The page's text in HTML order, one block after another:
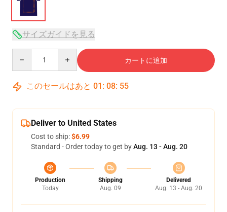
サイズガイドを見る
カートに追加
このセールはあと 01 : 08: 54
Deliver to United States
Cost to ship:$6.99
Standard - Order today to get byAug. 13 - Aug. 20
Production
Today
Shipping
Aug. 09
Delivered
Aug. 13 - Aug. 20